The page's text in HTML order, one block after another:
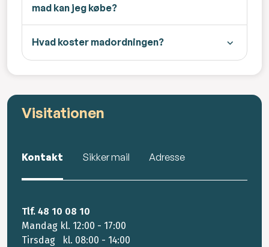
mad kan jeg købe?
Hvad koster madordningen?
Visitationen
Kontakt Sikker mail Adresse
Tlf. 48 10 08 10
Mandag kl. 12:00 - 17:00
Tirsdag kl. 08:00 - 14:00